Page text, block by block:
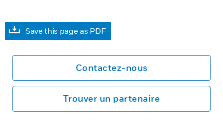
Save this page as PDF
Contactez-nous
Trouver un partenaire